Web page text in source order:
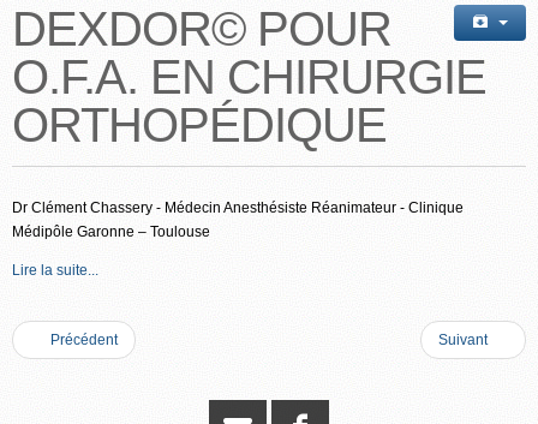
DEXDOR© POUR
O.F.A. EN CHIRURGIE
ORTHOPÉDIQUE
Dr Clément Chassery - Médecin Anesthésiste Réanimateur - Clinique
Médipôle Garonne – Toulouse
Lire la suite...
Précédent Suivant